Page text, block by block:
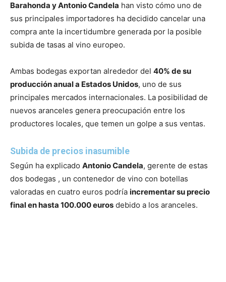
Barahonda y Antonio Candela han visto cómo uno de
sus principales importadores ha decidido cancelar una
compra ante la incertidumbre generada por la posible
subida de tasas al vino europeo.
Ambas bodegas exportan alrededor del 40% de su
producción anual a Estados Unidos, uno de sus
principales mercados internacionales. La posibilidad de
nuevos aranceles genera preocupación entre los
productores locales, que temen un golpe a sus ventas.
Subida de precios inasumible
Según ha explicado Antonio Candela, gerente de estas
dos bodegas , un contenedor de vino con botellas
valoradas en cuatro euros podría incrementar su precio
final en hasta 100.000 euros debido a los aranceles.